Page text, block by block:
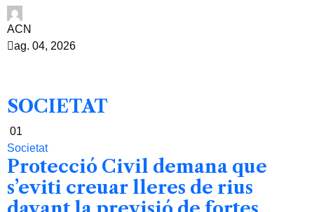
ACN
ag. 04, 2026
SOCIETAT
01
Societat
Protecció Civil demana que
s’eviti creuar lleres de rius